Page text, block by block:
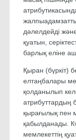
дәлелдейді
қуатын,
барлық еліне
Қыран (бүркіт)
елтаңбалары
қолданылып
атрибуттардың
қырағылық пен
қабылданады.
мемлекеттің